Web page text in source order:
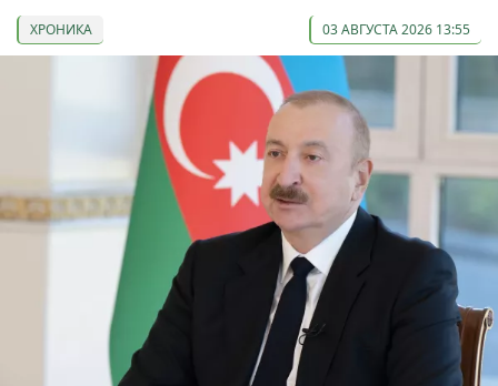
ХРОНИКА 03 АВГУСТА 2026 13:55